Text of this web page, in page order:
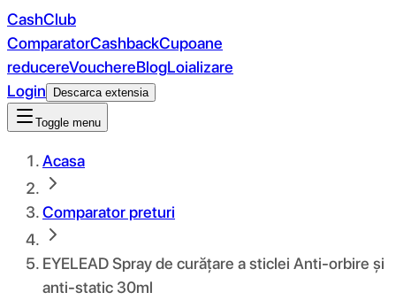
CashClub
ComparatorCashbackCupoane
reducereVouchereBlogLoializare
Login
Descarca extensia
Toggle menu
Acasa
Comparator preturi
EYELEAD Spray de curățare a sticlei Anti-orbire și
anti-static 30ml